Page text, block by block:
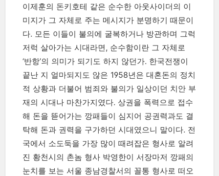
이제훈의 돈키호테 같은 순수한 아웃사이더의 이
미지가 그 자체로 주는 메시지가 분명하기 때문이
다. 모든 이들이 불의에 굴복하거나 방관하며 그럭
저럭 살아가는 시대라면, 순수함이란 그 자체로
‘반항’의 의미가 되기도 하지 않던가. 한국전쟁이
끝난 지 얼마되지도 않은 1958년은 대혼돈의 정치
적 상황과 더불어 범죄와 불의가 일상이던 치안 부
재의 시대나 마찬가지였다. 상권을 폭력으로 접수
해 돈을 뜯어가는 깡패들이 심지어 공권력과도 결
탁해 돈과 권력을 구가하던 시대였으니 말이다. 전
국에서 소도둑을 가장 많이 때려잡은 형사로 알려
진 황천시의 촌놈 형사 박영한이 서장마저 깡패의
눈치를 보는 서울 종남경찰서의 꼴통 형사로 떠오